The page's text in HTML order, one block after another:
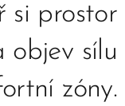
si prostor
objev sílu
zóny.